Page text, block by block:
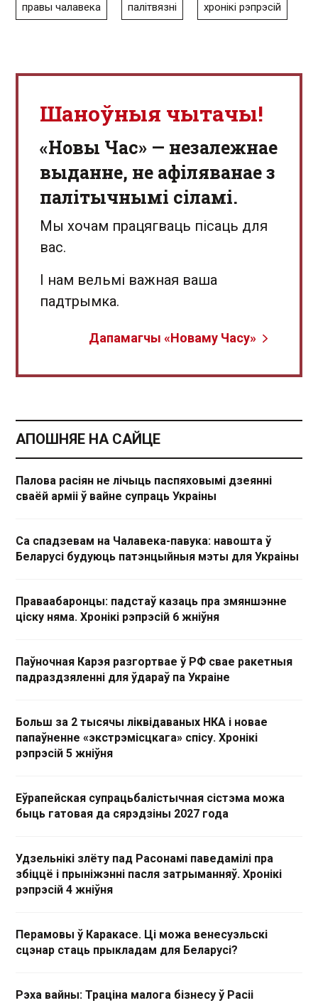
правы чалавека палітвязні хронікі рэпрэсій
Шаноўныя чытачы!
«Новы Час» — незалежнае
выданне, не афіляванае з
палітычнымі сіламі.
Мы хочам працягваць пісаць для
вас.
І нам вельмі важная ваша
падтрымка.
Дапамагчы «Новаму Часу»
АПОШНЯЕ НА САЙЦЕ
Палова расіян не лічыць паспяховымі дзеянні
сваёй арміі ў вайне супраць Украіны
Са спадзевам на Чалавека-павука: навошта ў
Беларусі будуюць патэнцыйныя мэты для Украіны
Праваабаронцы: падстаў казаць пра змяншэнне
ціску няма. Хронікі рэпрэсій 6 жніўня
Паўночная Карэя разгортвае ў РФ свае ракетныя
падраздзяленні для ўдараў па Украіне
Больш за 2 тысячы ліквідаваных НКА і новае
папаўненне «экстрэмісцкага» спісу. Хронікі
рэпрэсій 5 жніўня
Еўрапейская супрацьбалістычная сістэма можа
быць гатовая да сярэдзіны 2027 года
Удзельнікі злёту пад Расонамі паведамілі пра
збіццё і прыніжэнні пасля затрыманняў. Хронікі
рэпрэсій 4 жніўня
Перамовы ў Каракасе. Ці можа венесуэльскі
сцэнар стаць прыкладам для Беларусі?
Рэха вайны: Траціна малога бізнесу ў Расіі